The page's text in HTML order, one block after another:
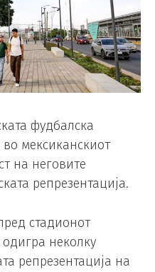
фудбалска
мексиканскиот
на неговите
репрезентација.
стадионот
неколку
репрезентација на